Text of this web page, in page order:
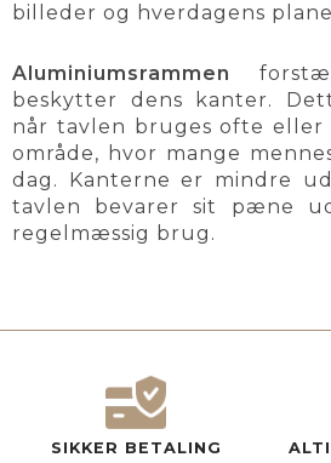
billeder og hverdagens
Aluminiumsrammen
beskytter dens kanter.
når tavlen bruges ofte
område, hvor mange
dag. Kanterne er mindre
tavlen bevarer sit pæne
regelmæssig brug.
SIKKER BETALING